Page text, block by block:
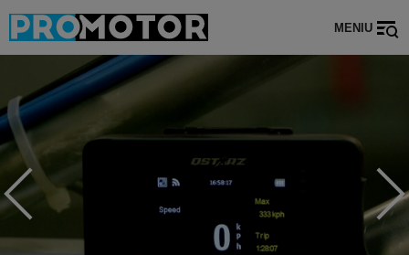
MENIU